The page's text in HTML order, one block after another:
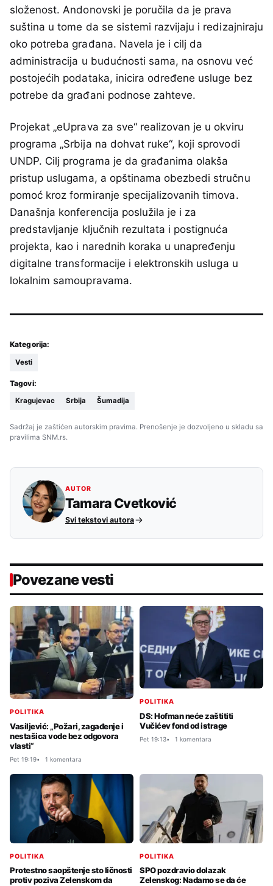
složenost. Andonovski je poručila da je prava
suština u tome da se sistemi razvijaju i redizajniraju
oko potreba građana. Navela je i cilj da
administracija u budućnosti sama, na osnovu već
postojećih podataka, inicira određene usluge bez
potrebe da građani podnose zahteve.
Projekat „eUprava za sve“ realizovan je u okviru
programa „Srbija na dohvat ruke“, koji sprovodi
UNDP. Cilj programa je da građanima olakša
pristup uslugama, a opštinama obezbedi stručnu
pomoć kroz formiranje specijalizovanih timova.
Današnja konferencija poslužila je i za
predstavljanje ključnih rezultata i postignuća
projekta, kao i narednih koraka u unapređenju
digitalne transformacije i elektronskih usluga u
lokalnim samoupravama.
Kategorija:
Vesti
Tagovi:
Kragujevac Srbija Šumadija
Sadržaj je zaštićen autorskim pravima. Prenošenje je dozvoljeno u skladu sa
pravilima SNM.rs.
AUTOR
Tamara Cvetković
Svi tekstovi autora
Povezane vesti
POLITIKA
Vasiljević: „Požari, zagađenje i
nestašica vode bez odgovora
vlasti“
Pet 19:19 1 komentara
POLITIKA
DS: Hofman neće zaštititi
Vučićev fond od istrage
Pet 19:13 1 komentara
POLITIKA
Protestno saopštenje sto ličnosti
protiv poziva Zelenskom da
POLITIKA
SPO pozdravio dolazak
Zelenskog: Nadamo se da će